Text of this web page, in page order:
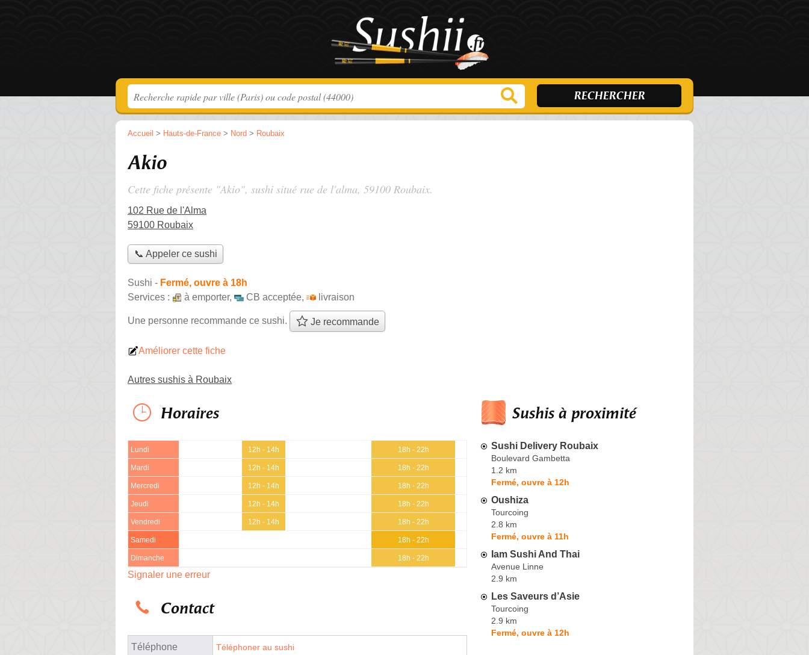
Accueil > Hauts-de-France > Nord > Roubaix
Akio
Cette fiche présente "Akio", sushi situé rue de l'alma, 59100 Roubaix.
102 Rue de l'Alma
59100 Roubaix
📞 Appeler ce sushi
Sushi - Fermé, ouvre à 18h
Services :
à emporter, CB acceptée, livraison
Une personne recommande ce sushi. Je recommande
Améliorer cette fiche
Autres sushis à Roubaix
Horaires
Lundi 12h - 14h 18h - 22h
Mardi 12h - 14h 18h - 22h
Mercredi 12h - 14h 18h - 22h
Jeudi 12h - 14h 18h - 22h
Vendredi 12h - 14h 18h - 22h
Samedi 18h - 22h
Dimanche 18h - 22h
Signaler une erreur
Contact
Téléphone Téléphoner au sushi
Sushis à proximité
Sushi Delivery Roubaix
Boulevard Gambetta
1.2 km
Fermé, ouvre à 12h
Oushiza
Tourcoing
2.8 km
Fermé, ouvre à 11h
Iam Sushi And Thai
Avenue Linne
2.9 km
Les Saveurs d’Asie
Tourcoing
2.9 km
Fermé, ouvre à 12h